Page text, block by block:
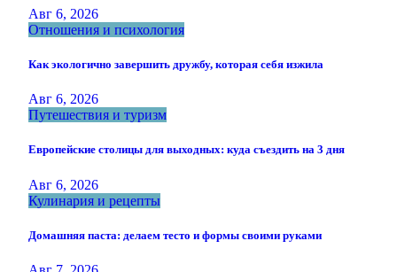
Авг 6, 2026
Отношения и психология
Как экологично завершить дружбу, которая себя изжила
Авг 6, 2026
Путешествия и туризм
Европейские столицы для выходных: куда съездить на 3 дня
Авг 6, 2026
Кулинария и рецепты
Домашняя паста: делаем тесто и формы своими руками